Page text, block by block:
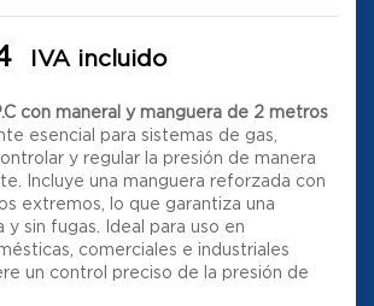
IVA incluido
con maneral y manguera de 2 metros
esencial para sistemas de gas,
y regular la presión de manera
Incluye una manguera reforzada con
extremos, lo que garantiza una
y sin fugas. Ideal para uso en
comerciales e industriales
un control preciso de la presión de